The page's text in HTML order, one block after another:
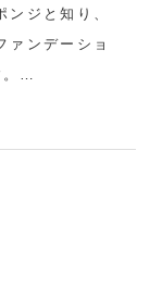
ジと知り、
ァンデーショ